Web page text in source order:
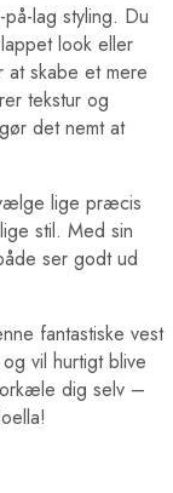
lag styling. Du
look eller
skabe et mere
tekstur og
det nemt at
lige præcis
stil. Med sin
ser godt ud
fantastiske vest
vil hurtigt blive
dig selv –